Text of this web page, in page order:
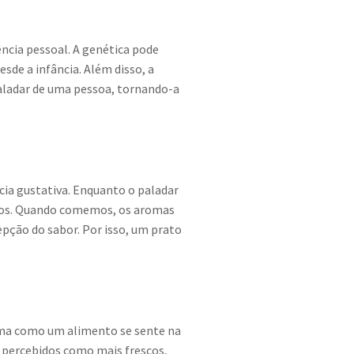
pessoal. A genética pode
a infância. Além disso, a
de uma pessoa, tornando-a
gustativa. Enquanto o paladar
Quando comemos, os aromas
do sabor. Por isso, um prato
como um alimento se sente na
como mais frescos,